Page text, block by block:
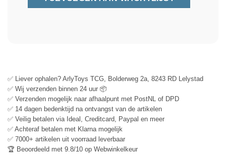
✅ Liever ophalen? ArlyToys TCG, Bolderweg 2a, 8243 RD Lelystad
✅ Wij verzenden binnen 24 uur 📦
✅ Verzenden mogelijk naar afhaalpunt met PostNL of DPD
✅ 14 dagen bedenktijd na ontvangst van de artikelen
✅ Veilig betalen via Ideal, Creditcard, Paypal en meer
✅ Achteraf betalen met Klarna mogelijk
✅ 7000+ artikelen uit voorraad leverbaar
🏆 Beoordeeld met 9.8/10 op Webwinkelkeur